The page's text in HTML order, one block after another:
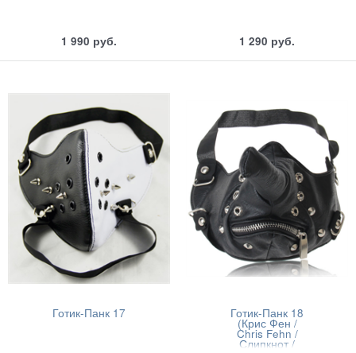
1 990 руб. 1 290 руб.
Готик-Панк 17 Готик-Панк 18
(Крис Фен /
Chris Fehn /
Слипкнот /